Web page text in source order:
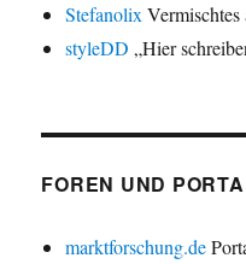
Stefanolix Vermischtes
styleDD „Hier
FOREN UND
marktforschung.de